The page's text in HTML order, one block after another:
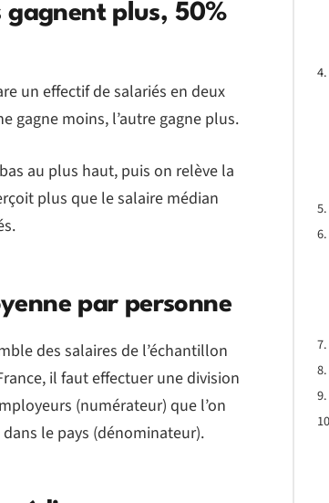
gagnent plus, 50%
un effectif de salariés en deux
gagne moins, l’autre gagne plus.
au plus haut, puis on relève la
plus que le salaire médian
par personne
des salaires de l’échantillon
il faut effectuer une division
(numérateur) que l’on
le pays (dénominateur).